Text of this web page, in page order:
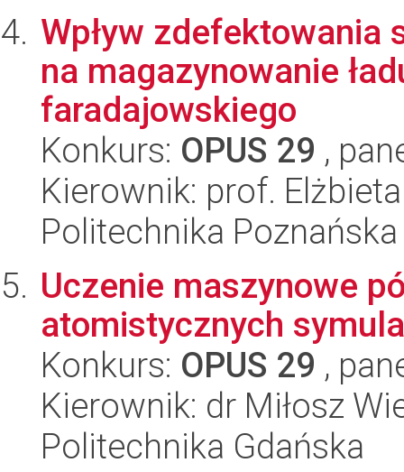
Wpływ zdefektowania
na magazynowanie
faradajowskiego
Konkurs: OPUS 29 ,
Kierownik: prof.
Politechnika Poznańska
Uczenie maszynowe
atomistycznych
Konkurs: OPUS 29 ,
Kierownik: dr Miłosz
Politechnika Gdańska